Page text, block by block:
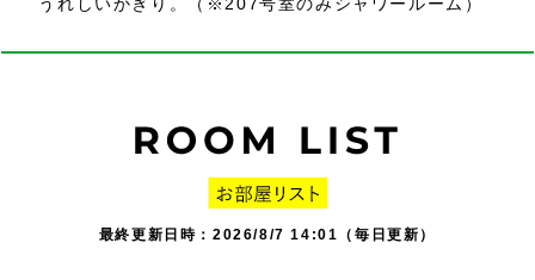
最終更新日時：2026/8/7 14:01（毎日更新）